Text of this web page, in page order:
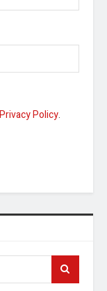
Privacy Policy.